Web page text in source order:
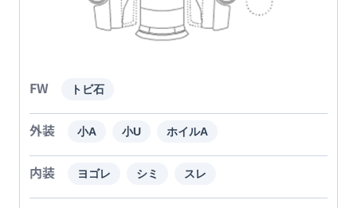
FW トビ石
外装 小A 小U ホイルA
内装 ヨゴレ シミ スレ